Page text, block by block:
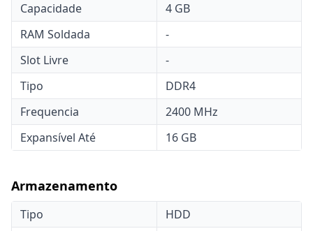
Capacidade
4 GB
RAM Soldada
-
Slot Livre
-
Tipo
DDR4
Frequencia
2400 MHz
Expansível Até
16 GB
Armazenamento
Tipo
HDD